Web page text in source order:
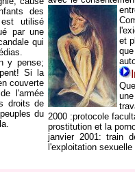
des
utilisé
par une
qui
y pense;
Si la
couverte
l'armée
droits de
du
et
2000 :protocole
prostitution et la
janvier 2001: train
l'exploitation